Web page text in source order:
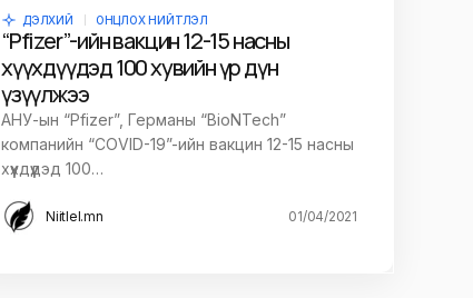
ДЭЛХИЙ ОНЦЛОХ НИЙТЛЭЛ
“Pfizer”-ийн вакцин 12-15 насны
хүүхдүүдэд 100 хувийн үр дүн
үзүүлжээ
АНУ-ын “Pfizer”, Германы “BioNTech”
компанийн “COVID-19”-ийн вакцин 12-15 насны
хүүхдүүдэд 100…
Niitlel.mn 01/04/2021